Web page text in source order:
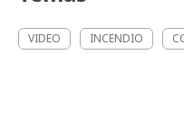
VIDEO INCENDIO